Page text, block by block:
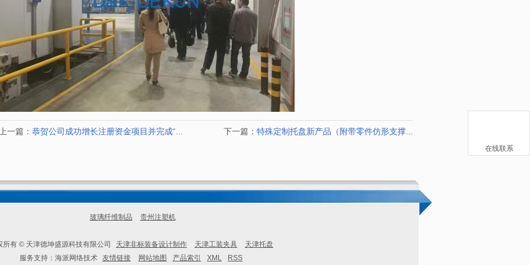
一篇： 恭贺公司成功增长注册资金项目并完成“... 下一篇： 特殊定制托盘新产品（附带零件仿形支撑...
玻璃纤维制品 贵州注塑机
所有 © 天津德坤盛源科技有限公司 天津非标装备设计制作 天津工装夹具
天津托盘
服务支持：海派网络技术 友情链接 网站地图 产品索引 XML RSS
在线联系